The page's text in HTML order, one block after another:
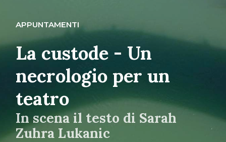
APPUNTAMENTI
La custode - Un
necrologio per un
teatro
In scena il testo di Sarah
Zuhra Lukanic